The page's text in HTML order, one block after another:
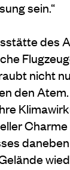
sein.“
des
nicht
den